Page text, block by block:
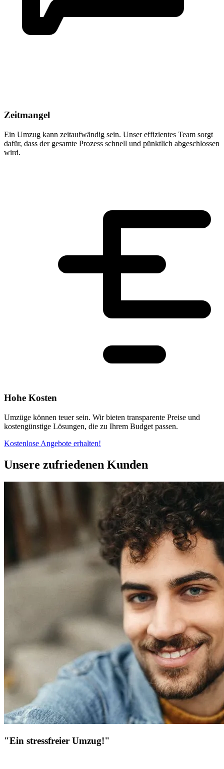
Zeitmangel
Ein Umzug kann zeitaufwändig sein. Unser effizientes Team sorgt
dafür, dass der gesamte Prozess schnell und pünktlich abgeschlossen
wird.
Hohe Kosten
Umzüge können teuer sein. Wir bieten transparente Preise und
kostengünstige Lösungen, die zu Ihrem Budget passen.
Kostenlose Angebote erhalten!
Unsere zufriedenen Kunden
"Ein stressfreier Umzug!"